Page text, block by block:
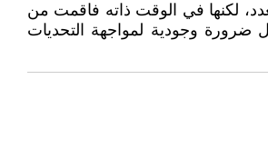
لكنها في الوقت ذاته فاقمت من
ضرورة وجودية لمواجهة التحديات